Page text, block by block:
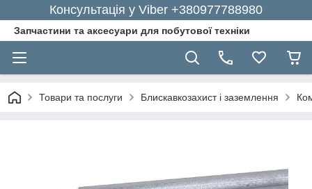
Консультація у Viber +380977788980
Запчастини та аксесуари для побутової техніки
Товари та послуги Блискавкозахист і заземлення